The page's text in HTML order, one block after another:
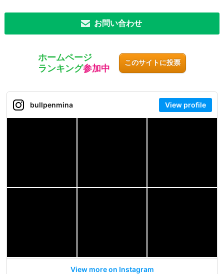
お問い合わせ
ホームページ
ランキング参加中
このサイトに投票
bullpenmina View profile
View more on Instagram